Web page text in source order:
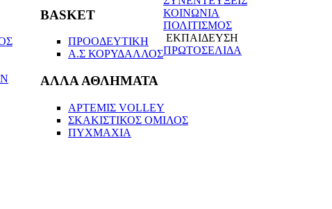
BASKET
ΠΡΟΟΔΕΥΤΙΚΗ
Α.Σ ΚΟΡΥΔΑΛΛΟΣ
ΑΛΛΑ ΑΘΛΗΜΑΤΑ
ΑΡΤΕΜΙΣ VOLLEΥ
ΣΚΑΚΙΣΤΙΚΟΣ ΟΜΙΛΟΣ
ΠΥΧΜΑΧΙΑ
ΚΟΙΝΩΝΙΑ
ΠΟΛΙΤΙΣΜΟΣ
ΕΚΠΑΙΔΕΥΣΗ
ΠΡΩΤΟΣΕΛΙΔΑ